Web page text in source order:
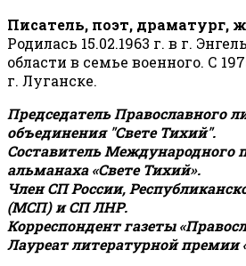
Писатель, поэт, драматург,
Родилась 15.02.1963 г. в г.
области в семье военного. С
г. Луганске.
Председатель Православного
объединения "Свете Тихий".
Составитель Международного
альманаха «Свете Тихий».
Член СП России,
(МСП) и СП ЛНР.
Корреспондент газеты
Лауреат литературной премии